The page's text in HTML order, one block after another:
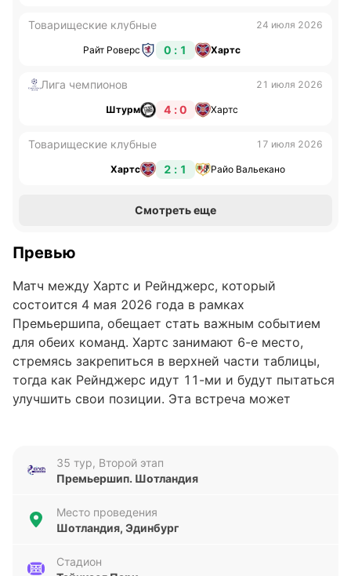
Товарищеские клубные 24 июля 2026
Райт Роверс 0 : 1 Хартс
Лига чемпионов 21 июля 2026
Штурм 4 : 0 Хартс
Товарищеские клубные 17 июля 2026
Хартс 2 : 1 Райо Вальекано
Смотреть еще
Превью
Матч между Хартс и Рейнджерс, который
состоится 4 мая 2026 года в рамках
Премьершипа, обещает стать важным событием
для обеих команд. Хартс занимают 6-е место,
стремясь закрепиться в верхней части таблицы,
тогда как Рейнджерс идут 11-ми и будут пытаться
улучшить свои позиции. Эта встреча может
Анализ формы команд
формой: в последних пяти встречах команда
одно поражение. За этот период они забили пять
35 тур, Второй этап
Премьершип. Шотландия
Место проведения
Шотландия, Эдинбург
Стадион